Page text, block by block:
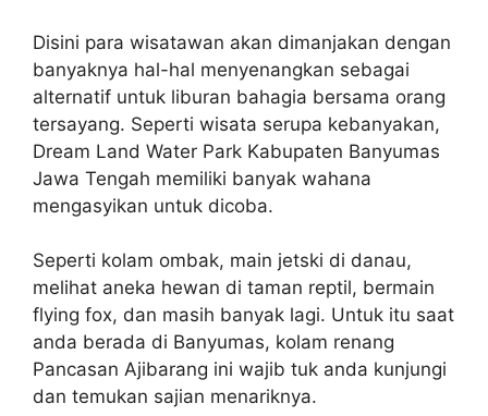
Disini para wisatawan akan dimanjakan dengan
banyaknya hal-hal menyenangkan sebagai
alternatif untuk liburan bahagia bersama orang
tersayang. Seperti wisata serupa kebanyakan,
Dream Land Water Park Kabupaten Banyumas
Jawa Tengah memiliki banyak wahana
mengasyikan untuk dicoba.
Seperti kolam ombak, main jetski di danau,
melihat aneka hewan di taman reptil, bermain
flying fox, dan masih banyak lagi. Untuk itu saat
anda berada di Banyumas, kolam renang
Pancasan Ajibarang ini wajib tuk anda kunjungi
dan temukan sajian menariknya.